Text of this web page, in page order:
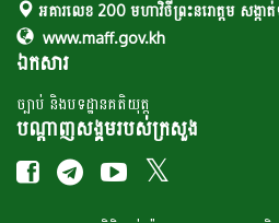
អគារលេខ 200 មហាវិថីព្រះនរោត្តម សង្កា
www.maff.gov.kh
ឯកសារ
ច្បាប់ និងបទដ្ឋានគតិយុត្ត
បណ្តាញសង្គមរបស់ក្រសួង